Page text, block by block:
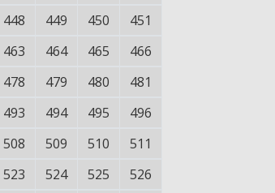
448 449 450
451
463 464 465
466
478 479 480
481
493 494 495
496
508 509 510
511
523 524 525
526